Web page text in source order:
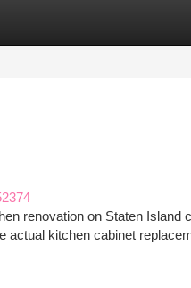
renovation on Staten
actual kitchen cabinet